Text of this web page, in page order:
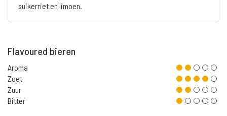
suikerriet en limoen.
Flavoured bieren
Aroma
Zoet
Zuur
Bitter